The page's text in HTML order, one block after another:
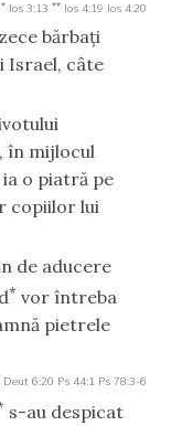
* Ios 3:13 ** Ios 4:19 Ios 4:20
bărbaţi
Israel, câte
în mijlocul
o piatră pe
copiilor lui
de aducere
* vor întreba
pietrele
Deut 6:20 Ps 44:1 Ps 78:3-6
s-au despicat